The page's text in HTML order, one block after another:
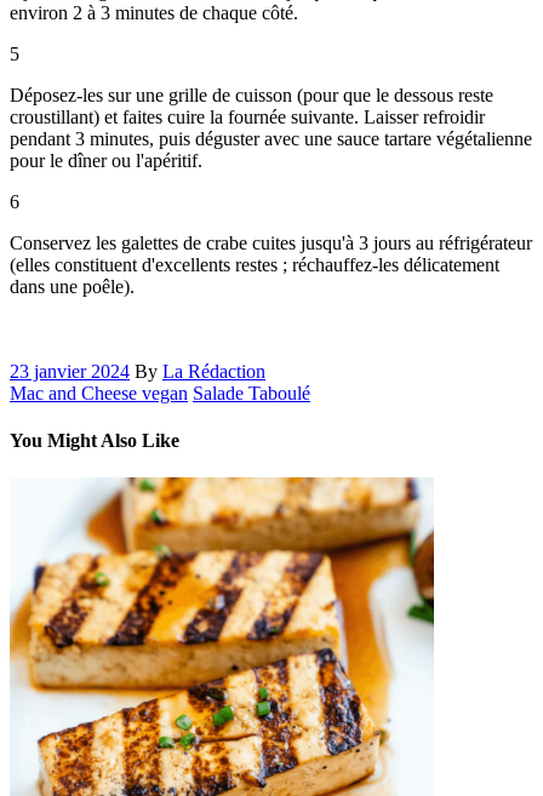
environ 2 à 3 minutes de chaque côté.
5
Déposez-les sur une grille de cuisson (pour que le dessous reste
croustillant) et faites cuire la fournée suivante. Laisser refroidir
pendant 3 minutes, puis déguster avec une sauce tartare végétalienne
pour le dîner ou l'apéritif.
6
Conservez les galettes de crabe cuites jusqu'à 3 jours au réfrigérateur
(elles constituent d'excellents restes ; réchauffez-les délicatement
dans une poêle).
23 janvier 2024 By La Rédaction
Mac and Cheese vegan Salade Taboulé
You Might Also Like